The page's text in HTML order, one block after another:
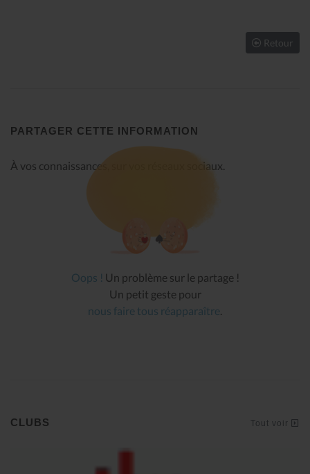
Retour
PARTAGER CETTE INFORMATION
À vos connaissances, sur vos réseaux sociaux.
Oops ! Un problème sur le partage !
Un petit geste pour
nous faire tous réapparaître
CLUBS Tout voir